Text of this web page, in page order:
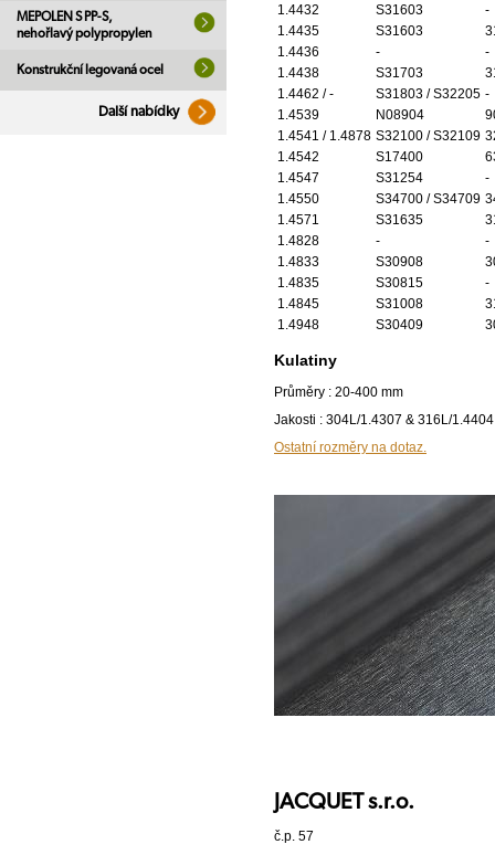
MEPOLEN S PP-S,
nehořlavý polypropylen
Konstrukční legovaná ocel
Další nabídky
1.4432
S31603
-
1.4435
S31603
1.4436
-
-
1.4438
S31703
1.4462 / -
S31803 / S32205 -
1.4539
N08904
1.4541 / 1.4878 S32100 / S32109
1.4542
S17400
1.4547
S31254
-
1.4550
S34700 / S34709
1.4571
S31635
1.4828
-
-
1.4833
S30908
1.4835
S30815
-
1.4845
S31008
1.4948
S30409
Kulatiny
Průměry : 20-400 mm
Jakosti : 304L/1.4307 & 316L/1.4404
Ostatní rozměry na dotaz.
JACQUET s.r.o.
č.p. 57